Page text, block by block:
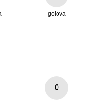
golova
0